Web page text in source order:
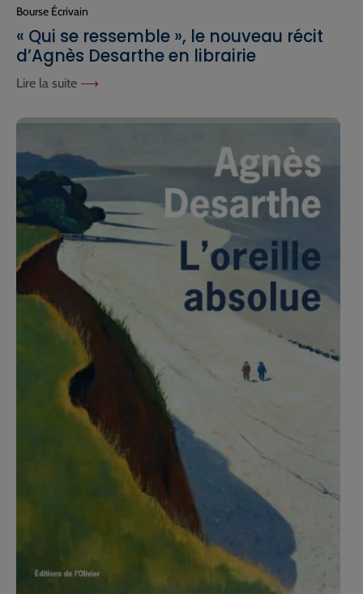
Bourse Écrivain
« Qui se ressemble », le nouveau récit
d’Agnès Desarthe en librairie
Lire la suite